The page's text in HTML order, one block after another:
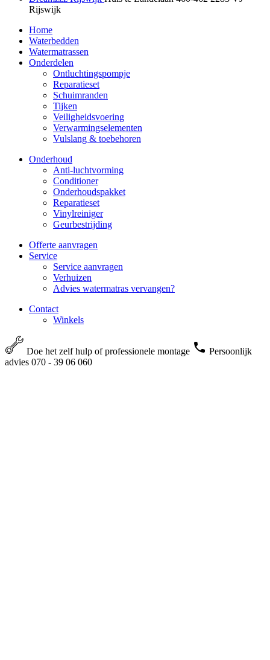
Rijswijk
Home
Waterbedden
Watermatrassen
Onderdelen
Ontluchtingspompje
Reparatieset
Schuimranden
Tijken
Veiligheidsvoering
Verwarmingselementen
Vulslang & toebehoren
Onderhoud
Anti-luchtvorming
Conditioner
Onderhoudspakket
Reparatieset
Vinylreiniger
Geurbestrijding
Offerte aanvragen
Service
Service aanvragen
Verhuizen
Advies watermatras vervangen?
Contact
Winkels
Doe het zelf hulp of professionele montage
Persoonlijk
advies 070 - 39 06 060